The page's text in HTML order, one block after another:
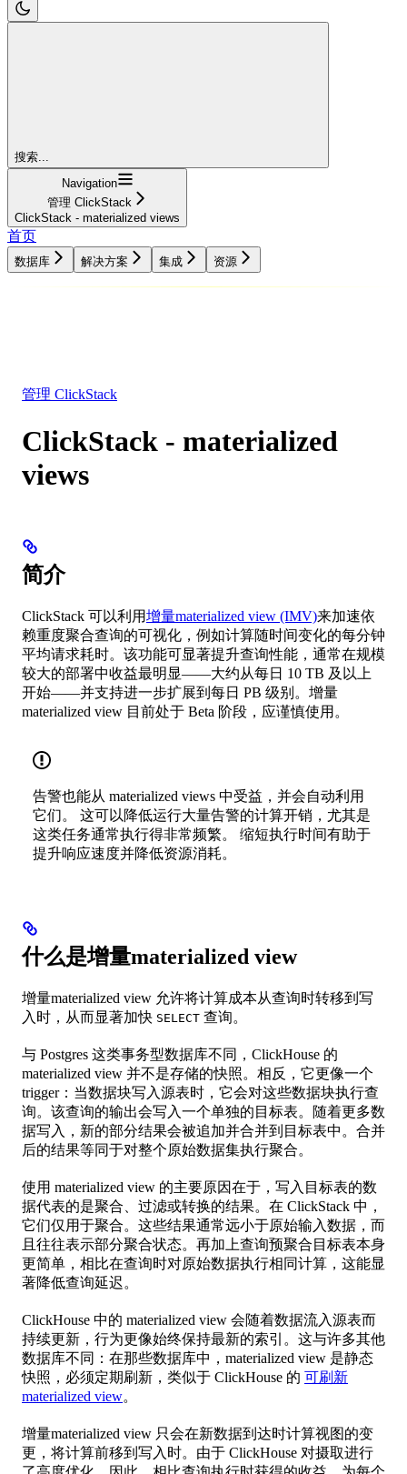
搜索...
Navigation
管理 ClickStack
ClickStack - materialized views
首页
数据库 解决方案 集成 资源
管理 ClickStack
ClickStack - materialized
views
简介
ClickStack 可以利用增量materialized view (IMV)来加速依
赖重度聚合查询的可视化，例如计算随时间变化的每分钟
平均请求耗时。该功能可显著提升查询性能，通常在规模
较大的部署中收益最明显——大约从每日 10 TB 及以上
开始——并支持进一步扩展到每日 PB 级别。增量
materialized view 目前处于 Beta 阶段，应谨慎使用。
告警也能从 materialized views 中受益，并会自动利用
它们。 这可以降低运行大量告警的计算开销，尤其是
这类任务通常执行得非常频繁。 缩短执行时间有助于
提升响应速度并降低资源消耗。
什么是增量materialized view
增量materialized view 允许将计算成本从查询时转移到写
入时，从而显著加快 SELECT 查询。
与 Postgres 这类事务型数据库不同，ClickHouse 的
materialized view 并不是存储的快照。相反，它更像一个
trigger：当数据块写入源表时，它会对这些数据块执行查
询。该查询的输出会写入一个单独的目标表。随着更多数
据写入，新的部分结果会被追加并合并到目标表中。合并
后的结果等同于对整个原始数据集执行聚合。
使用 materialized view 的主要原因在于，写入目标表的数
据代表的是聚合、过滤或转换的结果。在 ClickStack 中，
它们仅用于聚合。这些结果通常远小于原始输入数据，而
且往往表示部分聚合状态。再加上查询预聚合目标表本身
更简单，相比在查询时对原始数据执行相同计算，这能显
著降低查询延迟。
ClickHouse 中的 materialized view 会随着数据流入源表而
持续更新，行为更像始终保持最新的索引。这与许多其他
数据库不同：在那些数据库中，materialized view 是静态
快照，必须定期刷新，类似于 ClickHouse 的 可刷新
materialized view。
增量materialized view 只会在新数据到达时计算视图的变
更，将计算前移到写入时。由于 ClickHouse 对摄取进行